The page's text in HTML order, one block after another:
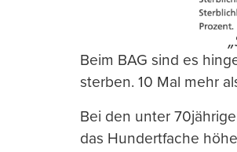
Beim BAG sind es
sterben. 10 Mal mehr
Bei den unter
das Hundertfache